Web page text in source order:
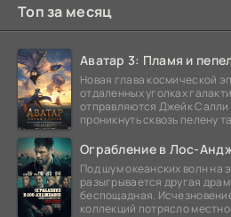
Топ за месяц
Аватар 3: Пламя и
Новая глава космической
отдаленных уголках
отправляются Джейк Салли
проникнуть сквозь пелену
Ограбление в Лос-
Под шум океанских волн на
разыгрывается другая
беспощадная.
коллекций потрясло